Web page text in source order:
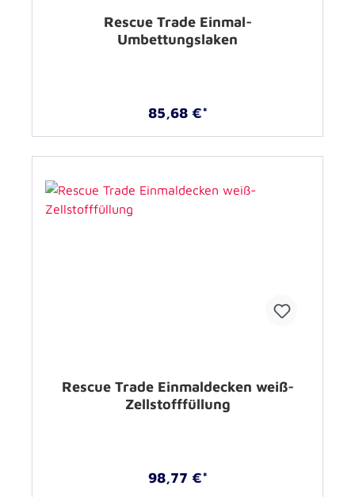
Rescue Trade Einmal-
Umbettungslaken
85,68 €*
Rescue Trade Einmaldecken weiß-
Zellstofffüllung
98,77 €*